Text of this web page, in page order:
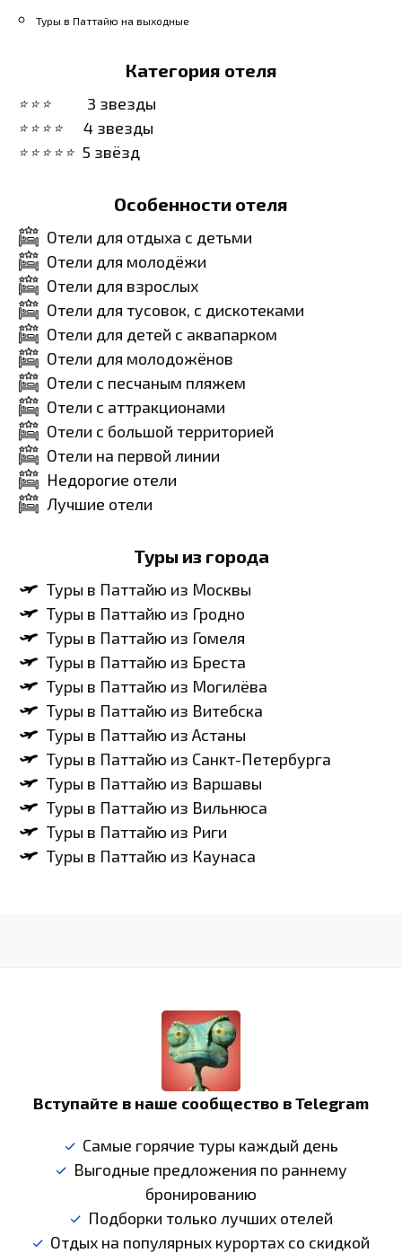
Туры в Паттайю на выходные
Категория отеля
3 звезды
4 звезды
5 звёзд
Особенности отеля
Отели для отдыха с детьми
Отели для молодёжи
Отели для взрослых
Отели для тусовок, с дискотеками
Отели для детей с аквапарком
Отели для молодожёнов
Отели с песчаным пляжем
Отели с аттракционами
Отели с большой территорией
Отели на первой линии
Недорогие отели
Лучшие отели
Туры из города
Туры в Паттайю из Москвы
Туры в Паттайю из Гродно
Туры в Паттайю из Гомеля
Туры в Паттайю из Бреста
Туры в Паттайю из Могилёва
Туры в Паттайю из Витебска
Туры в Паттайю из Астаны
Туры в Паттайю из Санкт-Петербурга
Туры в Паттайю из Варшавы
Туры в Паттайю из Вильнюса
Туры в Паттайю из Риги
Туры в Паттайю из Каунаса
Вступайте в наше сообщество в Telegram
Самые горячие туры каждый день
Выгодные предложения по раннему
бронированию
Подборки только лучших отелей
Отдых на популярных курортах со скидкой